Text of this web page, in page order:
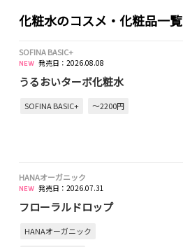
化粧水のコスメ・化粧品一覧
SOFINA BASIC+
発売日：2026.08.08
うるおいターボ化粧水
SOFINA BASIC+ ～2200円
HANAオーガニック
発売日：2026.07.31
フローラルドロップ
HANAオーガニック